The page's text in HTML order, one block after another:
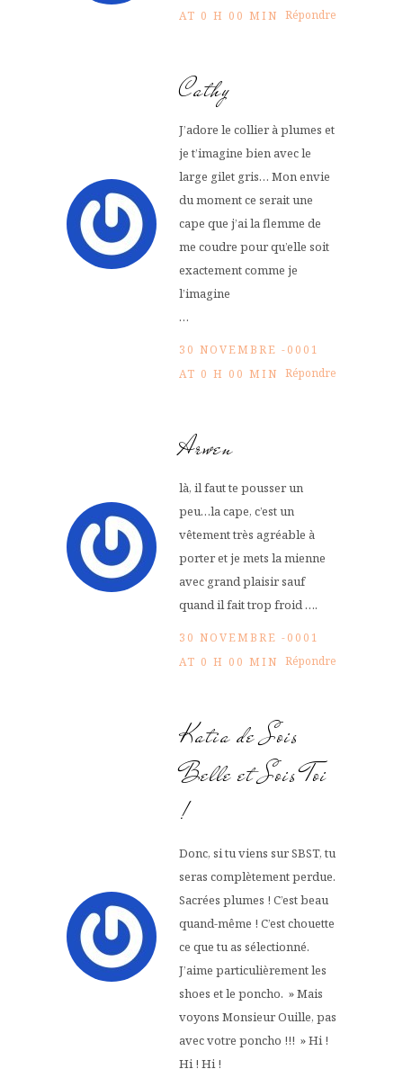
AT 0 H 00 MIN Répondre
Cathy
J’adore le collier à plumes et
je t’imagine bien avec le
large gilet gris… Mon envie
du moment ce serait une
cape que j’ai la flemme de
me coudre pour qu’elle soit
exactement comme je
l’imagine
…
30 NOVEMBRE -0001
AT 0 H 00 MIN Répondre
Arwen
là, il faut te pousser un
peu…la cape, c’est un
vêtement très agréable à
porter et je mets la mienne
avec grand plaisir sauf
quand il fait trop froid ….
30 NOVEMBRE -0001
AT 0 H 00 MIN Répondre
Katia de Sois
Belle et Sois Toi
!
Donc, si tu viens sur SBST, tu
seras complètement perdue.
Sacrées plumes ! C’est beau
quand-même ! C’est chouette
ce que tu as sélectionné.
J’aime particulièrement les
shoes et le poncho. » Mais
voyons Monsieur Ouille, pas
avec votre poncho !!! » Hi !
Hi ! Hi !